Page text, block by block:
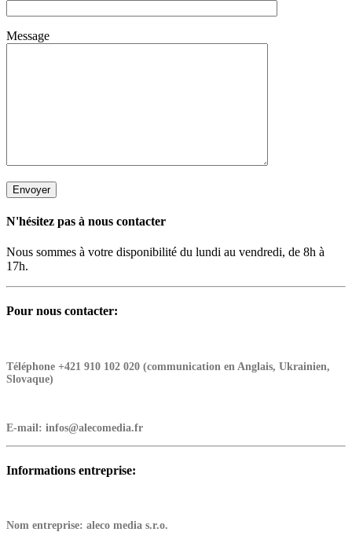
Message
N'hésitez pas à nous contacter
Nous sommes à votre disponibilité du lundi au vendredi, de 8h à
17h.
Pour nous contacter:
Téléphone +421 910 102 020 (communication en Anglais, Ukrainien,
Slovaque)
E-mail: infos@alecomedia.fr
Informations entreprise:
Nom entreprise: aleco media s.r.o.